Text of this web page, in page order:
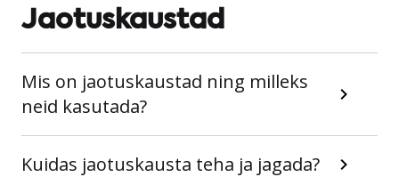
Jaotuskaustad
Mis on jaotuskaustad ning milleks
neid kasutada?
Kuidas jaotuskausta teha ja jagada?